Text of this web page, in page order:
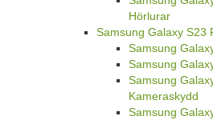
Hörlurar
Samsung Galaxy S23
Samsung
Samsung
Samsung
Kameraskydd
Samsung